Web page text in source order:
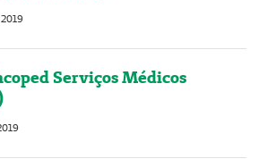
Serviços Médicos